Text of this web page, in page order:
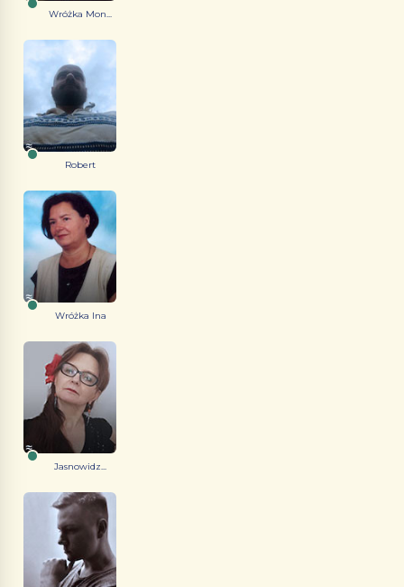
Wróżka Mon...
Robert
Wróżka Ina
Jasnowidz...